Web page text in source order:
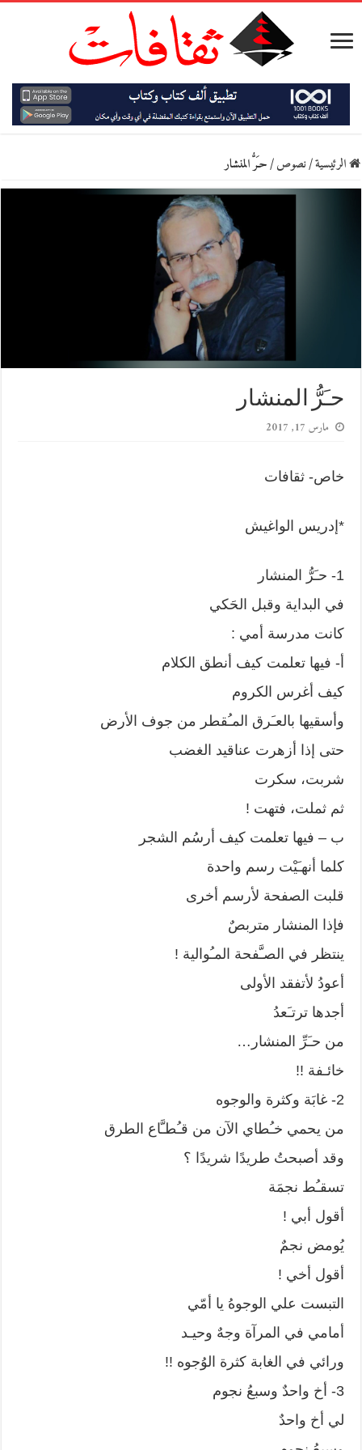
الرئيسية/نصوص/حـَرُّ المنشار
حـَرُّ المنشار
مارس 17, 2017
خاص- ثقافات
*إدريس الواغيش
1- حـَرُّ المنشار
في البداية وقبل الحَكي
كانت مدرسة أمي :
أ- فيها تعلمت كيف أنطق الكلام
كيف أغرس الكروم
وأسقيها بالعـَرق المـُقطر من جوف الأرض
حتى إذا أزهرت عناقيد الغضب
شربت، سكرت
ثم ثملت، فتهت !
ب – فيها تعلمت كيف أرسُم الشجر
كلما أنهـَيْت رسم واحدة
قلبت الصفحة لأرسم أخرى
فإذا المنشار متربصٌ
ينتظر في الصـَّفحة المـُوالية !
أعودُ لأتفقد الأولى
أجدها ترتـَعدُ
من حـَرِّ المنشار…
خائـفة !!
2- غابَة وكثرة والوجوه
من يحمي خـُطاي الآن من قـُطـَّاع الطرق
وقد أصبحتُ طريدًا شريدًا ؟
تسقـُط نجمَة
أقول أبي !
يُومض نجمٌ
أقول أخي !
التبست علي الوجوهُ يا أمّي
أمامي في المرآة وجهٌ وحيـد
ورائي في الغابة كثرة الوُجوه !!
3- أخ واحدٌ وسبعُ نجوم
لي أخ واحدٌ